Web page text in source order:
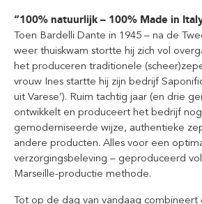
“100% natuurlijk – 100% Made in
Toen Bardelli Dante in 1945 – na de
weer thuiskwam stortte hij zich vol
het produceren traditionele
vrouw Ines startte hij zijn bedrijf
uit Varese’). Ruim tachtig jaar (en drie
ontwikkelt en produceert het bedrijf
gemoderniseerde wijze, authentieke
andere producten. Alles voor een
verzorgingsbeleving – geproduceerd
Marseille-productie methode.
Tot op de dag van vandaag combineert